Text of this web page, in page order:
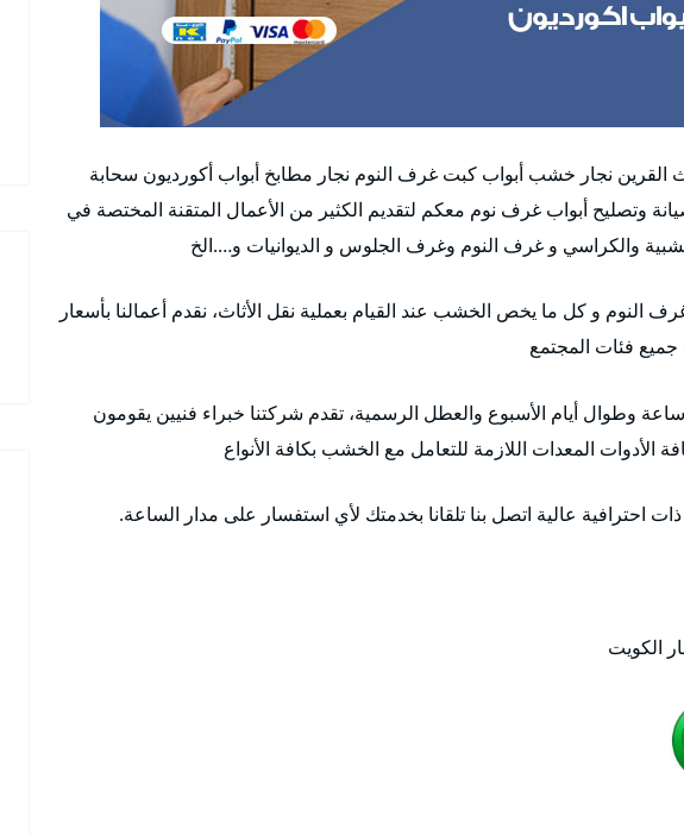
القرين نجار خشب أبواب كبت غرف النوم نجار مطابخ أبواب أكورديون سحابة
وتصليح أبواب غرف نوم معكم لتقديم الكثير من الأعمال المتقنة المختصة في
والكراسي و غرف النوم وغرف الجلوس و الديوانيات و….الخ
النوم و كل ما يخص الخشب عند القيام بعملية نقل الأثاث، نقدم أعمالنا بأسعار
فئات المجتمع
خدماتنا متوفرة على مدار ال ٢٤ ساعة وطوال أيام الأسبوع والعطل الرسمية، تقدم شركتنا خبراء فنيين يقومون
الأدوات المعدات اللازمة للتعامل مع الخشب بكافة الأنواع
احترافية عالية اتصل بنا تلقانا بخدمتك لأي استفسار على مدار الساعة.
الكويت